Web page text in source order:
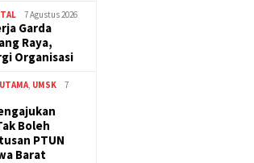
7 Agustus 2026
Garda
Raya,
Organisasi
UMSK
7
Boleh
PTUN
Barat